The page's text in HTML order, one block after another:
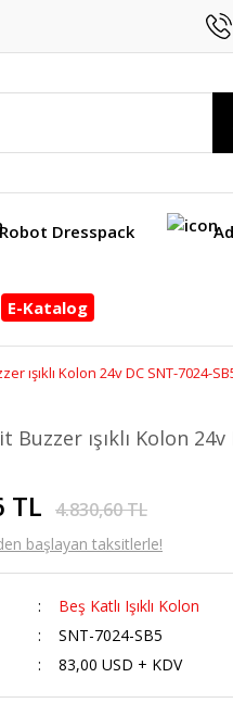
Dresspack
E-Katalog
ışıklı Kolon 24v DC SNT-7024-
Buzzer ışıklı Kolon
TL 4.830,60 TL
başlayan taksitlerle!
Beş Katlı Işıklı Kolon
SNT-7024-SB5
83,00 USD + KDV